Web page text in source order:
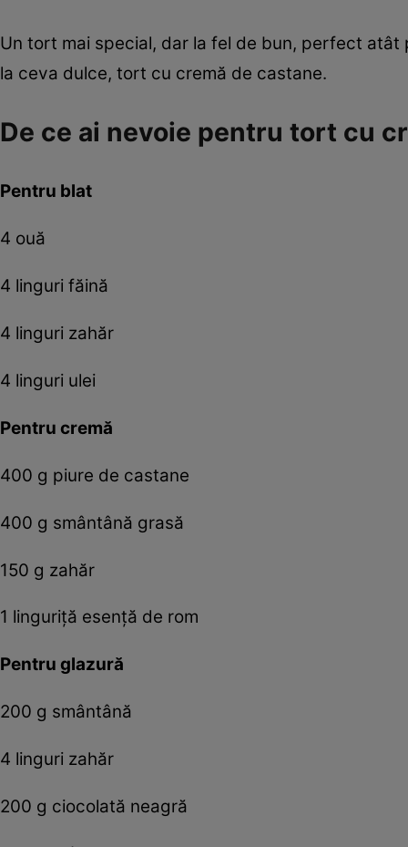
Un tort mai special, dar la fel de bun, perfect
la ceva dulce, tort cu cremă de castane.
De ce ai nevoie pentru tort cu
Pentru blat
4 ouă
4 linguri făină
4 linguri zahăr
4 linguri ulei
Pentru cremă
400 g piure de castane
400 g smântână grasă
150 g zahăr
1 linguriţă esenţă de rom
Pentru glazură
200 g smântână
4 linguri zahăr
200 g ciocolată neagră